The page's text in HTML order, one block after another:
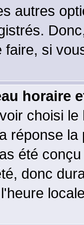
autres
faire, si
horaire
choisi
réponse
été
donc